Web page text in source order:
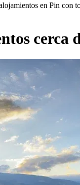
en Pin con
cerca